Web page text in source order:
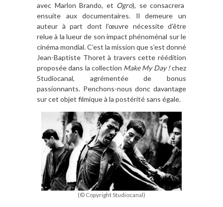
avec Marlon Brando, et Ogro), se consacrera
ensuite aux documentaires. Il demeure un
auteur à part dont l’œuvre nécessite d’être
relue à la lueur de son impact phénoménal sur le
cinéma mondial. C’est la mission que s’est donné
Jean-Baptiste Thoret à travers cette réédition
proposée dans la collection Make My Day !chez
Studiocanal, agrémentée de bonus
passionnants. Penchons-nous donc davantage
sur cet objet filmique à la postérité sans égale.
(© Copyright Studiocanal)